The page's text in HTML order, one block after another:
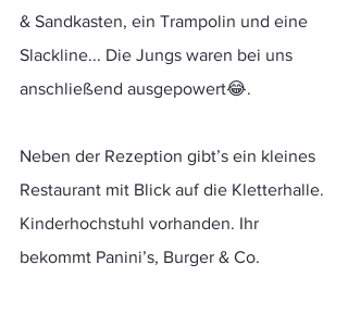
& Sandkasten, ein Trampolin und eine
Slackline... Die Jungs waren bei uns
anschließend ausgepowert😂.
Neben der Rezeption gibt’s ein kleines
Restaurant mit Blick auf die Kletterhalle.
Kinderhochstuhl vorhanden. Ihr
bekommt Panini’s, Burger & Co.